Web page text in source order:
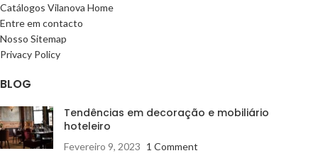
Catálogos Vilanova Home
Entre em contacto
Nosso Sitemap
Privacy Policy
BLOG
Tendências em decoração e mobiliário
hoteleiro
Fevereiro 9, 2023 1 Comment